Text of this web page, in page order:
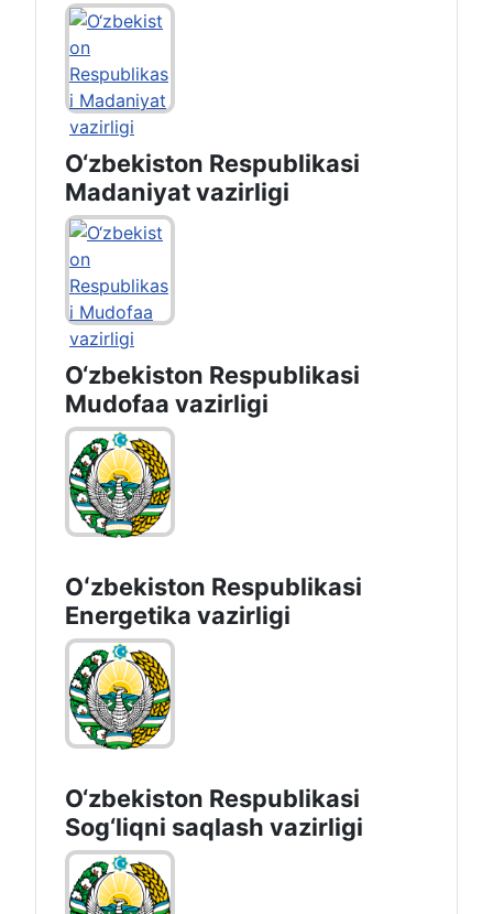
O‘zbekiston Respublikasi
Madaniyat vazirligi
O‘zbekiston Respublikasi
Mudofaa vazirligi
Oʻzbekiston Respublikasi
Energetika vazirligi
O‘zbеkistоn Rеspublikаsi
Sоg‘liqni saqlash vаzirligi